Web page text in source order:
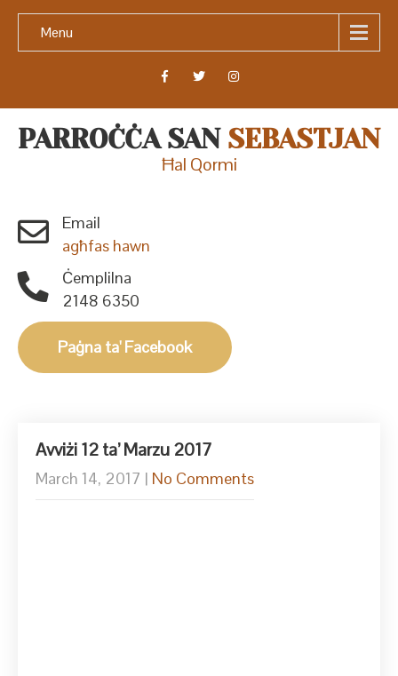
Menu
PARROĊĊA SAN SEBASTJAN
Ħal Qormi
Email
agħfas hawn
Ċemplilna
2148 6350
Paġna ta' Facebook
Avviżi 12 ta’ Marzu 2017
March 14, 2017 | No Comments